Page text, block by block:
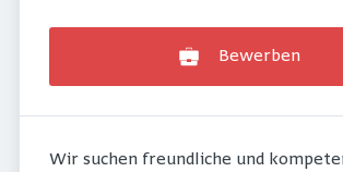
Bewerben
Wir suchen freundliche und